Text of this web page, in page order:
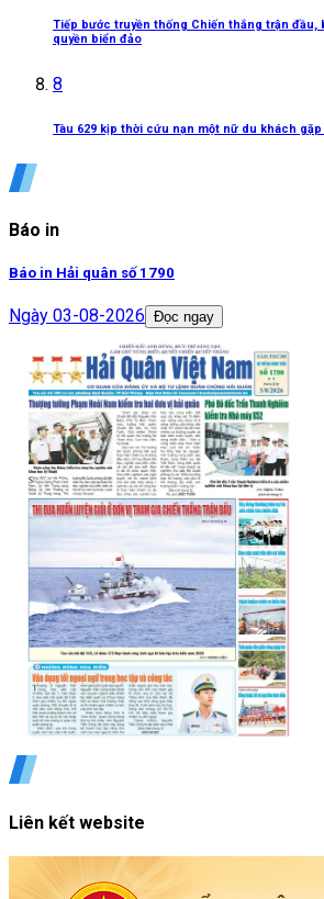
Tiếp bước truyền thống Chiến thắng trận đầu,
quyền biển đảo
8
Tàu 629 kịp thời cứu nạn một nữ du khách
Báo in
Báo in Hải quân số 1790
Ngày 03-08-2026 Đọc ngay
Liên kết website